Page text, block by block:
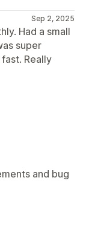
Sep 2, 2025
Had a small
super
Really
and bug